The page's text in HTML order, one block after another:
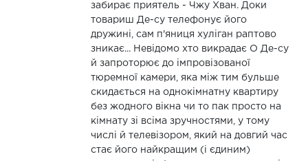
забирає приятель - Чжу Хван. Доки
товариш Де-су телефонує його
дружині, сам п'яниця хуліган раптово
зникає... Невідомо хто викрадає О Де-су
й запроторює до імпровізованої
тюремної камери, яка між тим бульше
скидається на однокімнатну квартиру
без жодного вікна чи то пак просто на
кімнату зі всіма зручностями, у тому
числі й телевізором, який на довгий час
стає його найкращим (і єдиним)